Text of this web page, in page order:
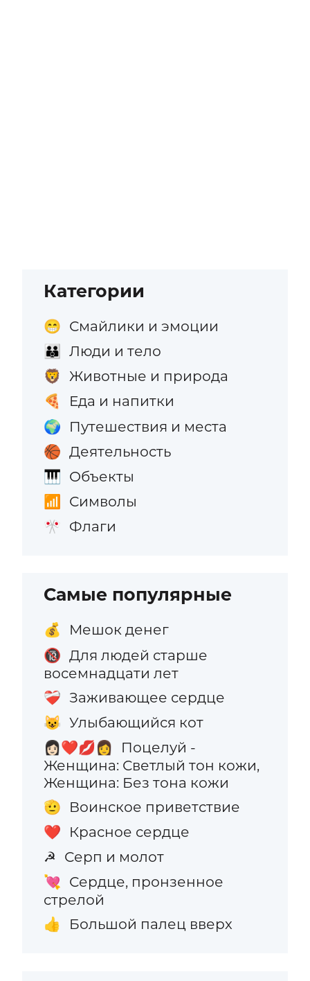
Категории
😁 Смайлики и эмоции
👪 Люди и тело
🦁 Животные и природа
🍕 Еда и напитки
🌍 Путешествия и места
🏀 Деятельность
🎹 Объекты
📶 Символы
🎌 Флаги
Самые популярные
💰 Мешок денег
🔞 Для людей старше
восемнадцати лет
❤️‍🩹 Заживающее сердце
😺 Улыбающийся кот
👩🏻‍❤️‍💋‍👩
Поцелуй -
Женщина: Светлый тон кожи,
Женщина: Без тона кожи
🫡 Воинское приветствие
❤️ Красное сердце
☭ Серп и молот
💘 Сердце, пронзенное
стрелой
👍 Большой палец вверх